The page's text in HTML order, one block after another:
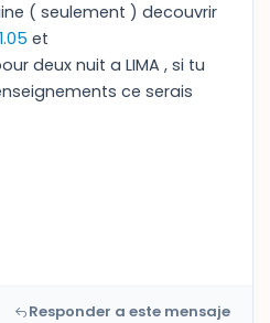
( seulement ) decouvrir
et
deux nuit a LIMA , si tu
ce serais
Responder a este mensaje